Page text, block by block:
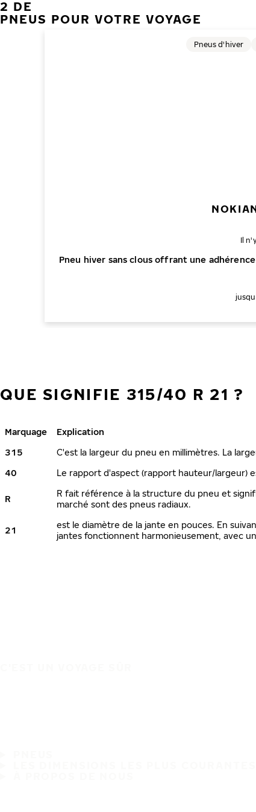
2 DE
PNEUS POUR VOTRE VOYAGE
Pneu hiver sans clous offrant une
Pneus d'hiver
Il
QUE SIGNIFIE 315/40 R 21 ?
Marquage
Explication
315
C'est la largeur du pneu en millimètres. La
40
Le rapport d'aspect (rapport hauteur/largeur)
R
R fait référence à la structure du pneu et
marché sont des pneus radiaux.
21
est le diamètre de la jante en pouces. En
jantes fonctionnent harmonieusement, avec